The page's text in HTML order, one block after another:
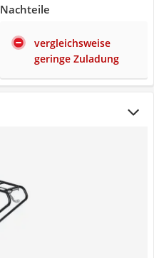
Nachteile
vergleichsweise
geringe Zuladung